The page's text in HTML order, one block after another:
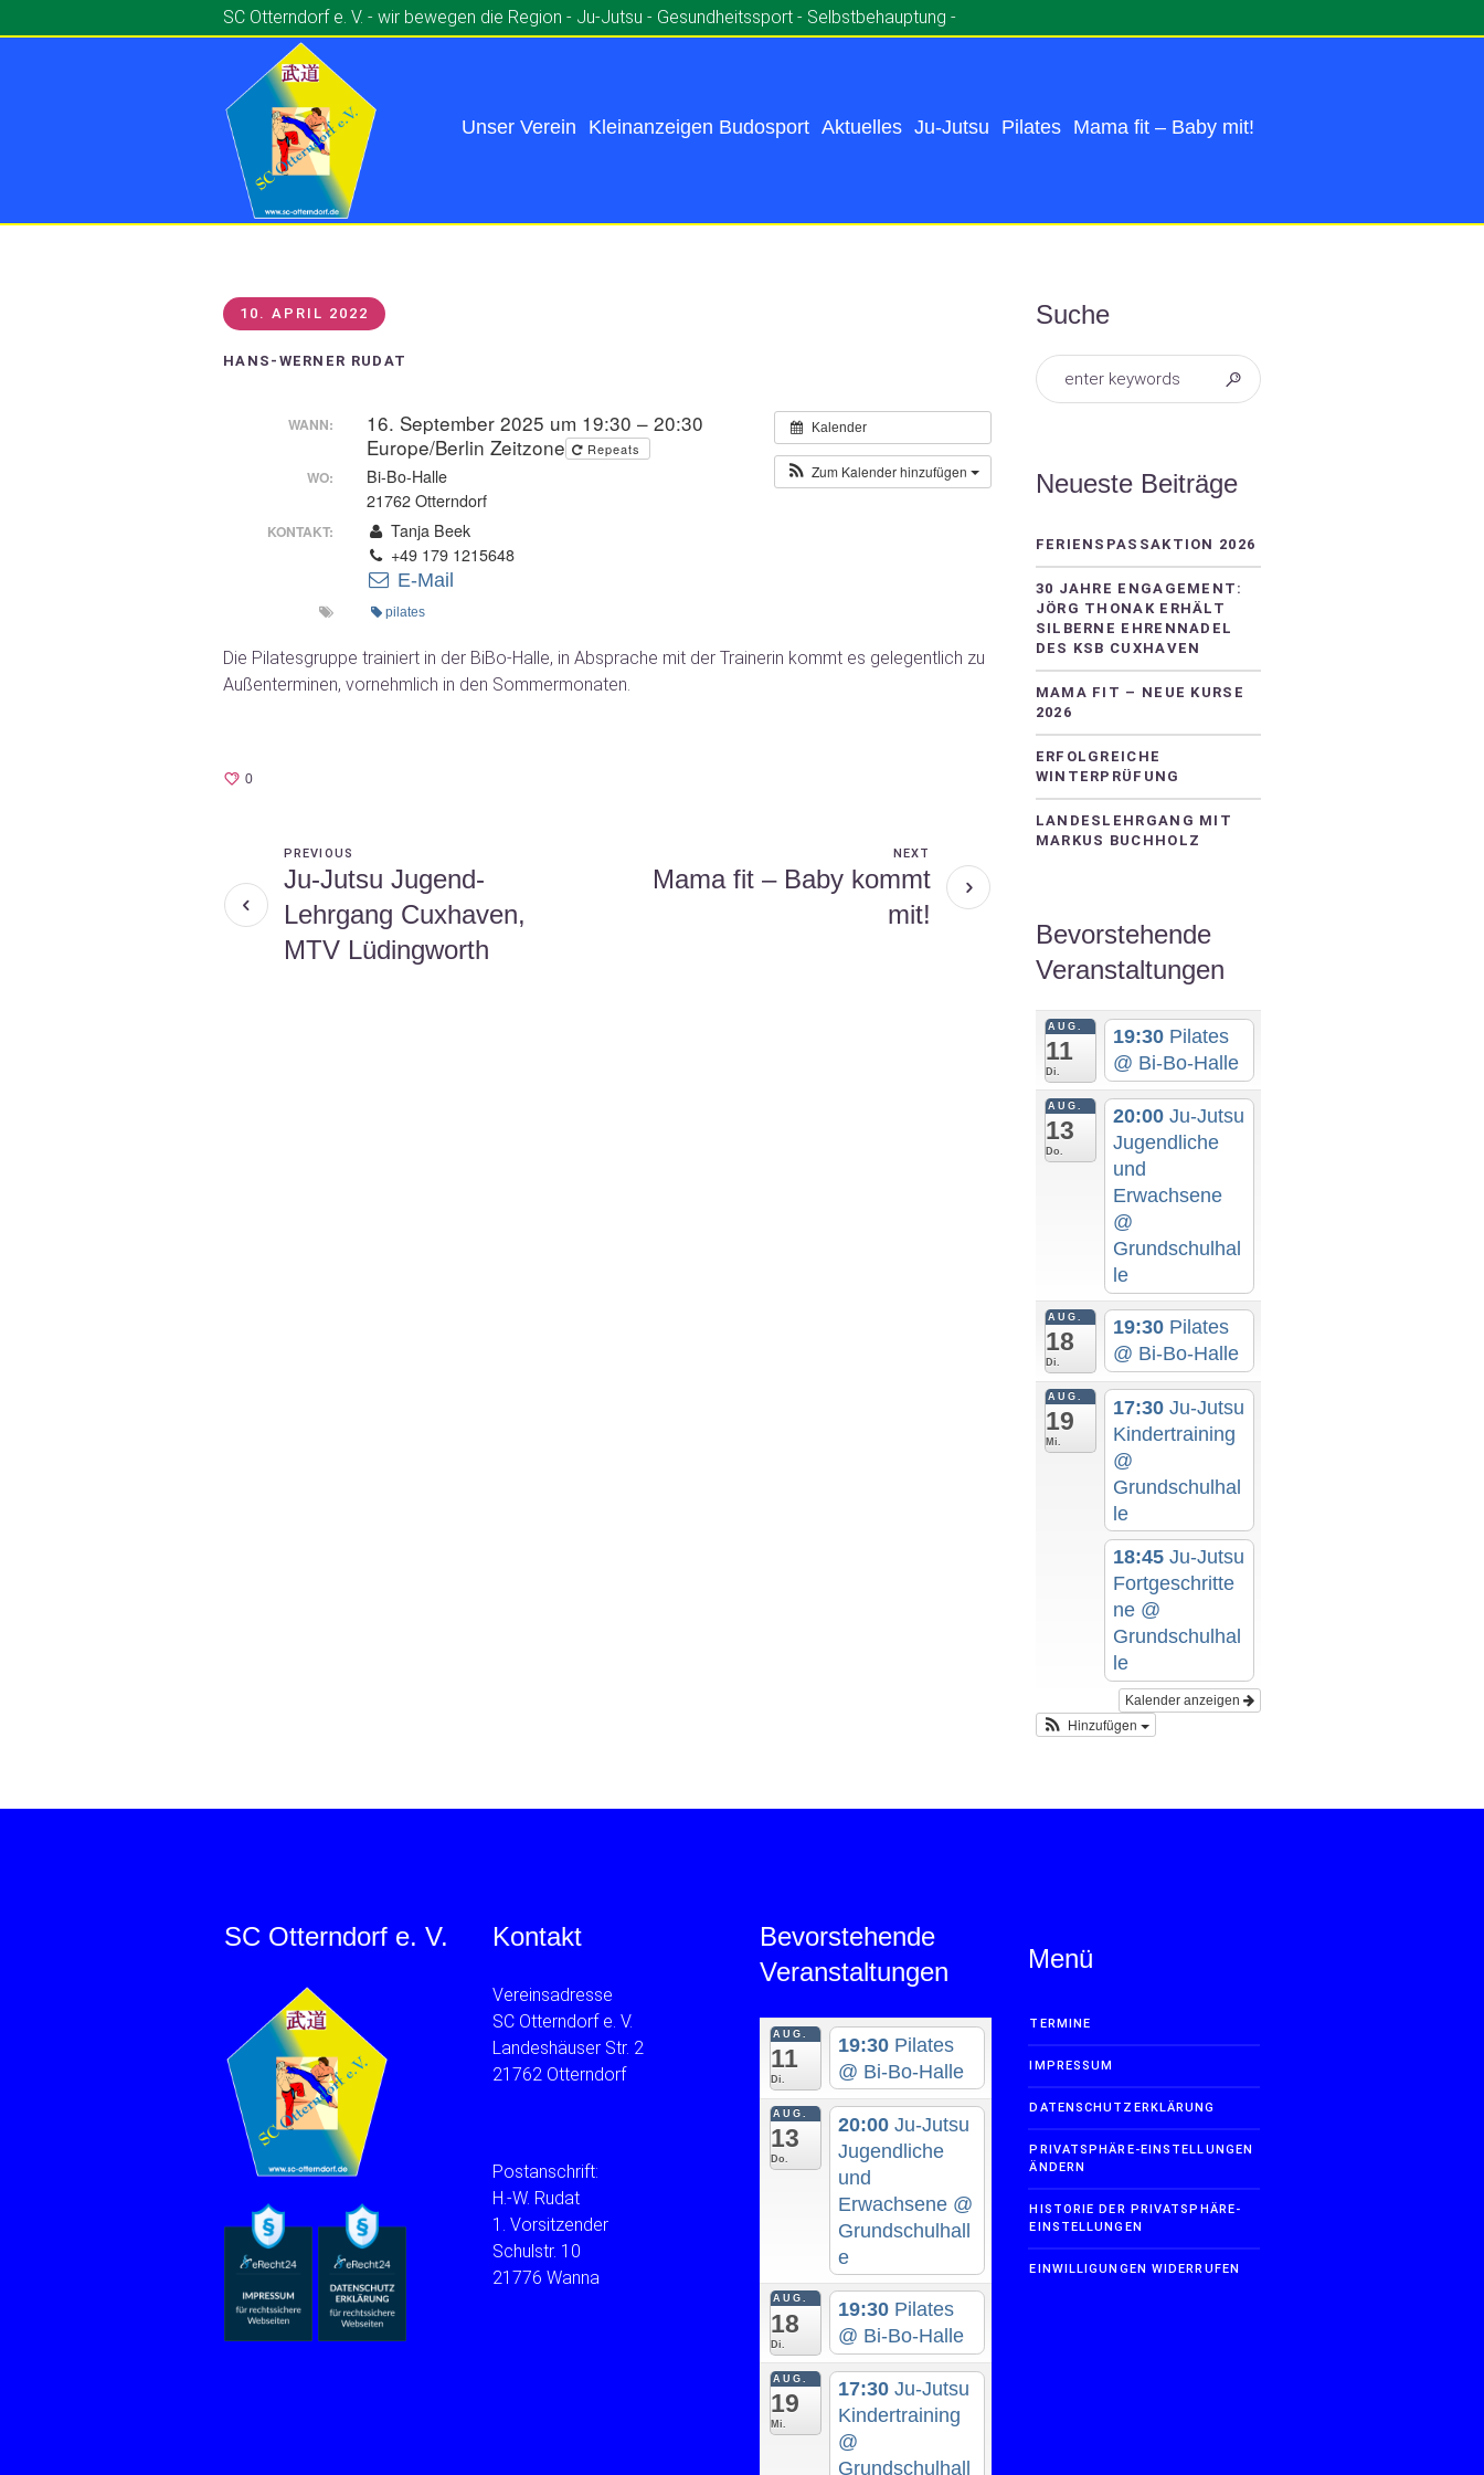
SC Otterndorf e. V. - wir bewegen die Region - Ju-Jutsu - Gesundheitssport - Selbstbehauptung -
Unser Verein Kleinanzeigen Budosport Aktuelles Ju-Jutsu Pilates Mama fit – Baby mit!
10. APRIL 2022
HANS-WERNER RUDAT
Kalender
Zum Kalender hinzufügen
WANN:
16. September 2025 um 19:30 – 20:30
Europe/Berlin Zeitzone
Repeats
WO:
Bi-Bo-Halle
21762 Otterndorf
KONTAKT:
Tanja Beek
+49 179 1215648
E-Mail
pilates
Die Pilatesgruppe trainiert in der BiBo-Halle, in Absprache mit der Trainerin kommt es gelegentlich zu
Außenterminen, vornehmlich in den Sommermonaten.
0
Ju-Jutsu Jugend-
Lehrgang Cuxhaven,
MTV Lüdingworth
PREVIOUS
Mama fit – Baby kommt
mit!
NEXT
Suche
Neueste Beiträge
FERIENSPASSAKTION 2026
30 JAHRE ENGAGEMENT:
JÖRG THONAK ERHÄLT
SILBERNE EHRENNADEL
DES KSB CUXHAVEN
MAMA FIT – NEUE KURSE
2026
ERFOLGREICHE
WINTERPRÜFUNG
LANDESLEHRGANG MIT
MARKUS BUCHHOLZ
Bevorstehende
Veranstaltungen
AUG.
11
Di.
19:30 Pilates
@ Bi-Bo-Halle
AUG.
13
Do.
20:00Ju-Jutsu
Jugendliche
und
Erwachsene
@
Grundschulhal
le
AUG.
18
Di.
19:30 Pilates
@ Bi-Bo-Halle
AUG.
19
Mi.
17:30Ju-Jutsu
Kindertraining
@
Grundschulhal
le
18:45Ju-Jutsu
Fortgeschritte
ne @
Grundschulhal
le
Kalender anzeigen
Hinzufügen
SC Otterndorf e. V. Kontakt
Vereinsadresse
SC Otterndorf e. V.
Landeshäuser Str. 2
21762 Otterndorf
Postanschrift:
H.-W. Rudat
1. Vorsitzender
Schulstr. 10
21776 Wanna
Bevorstehende
Veranstaltungen
AUG.
11
Di.
19:30 Pilates
@ Bi-Bo-Halle
AUG.
13
Do.
20:00Ju-Jutsu
Jugendliche
und
Erwachsene @
Grundschulhall
e
AUG.
18
Di.
19:30 Pilates
@ Bi-Bo-Halle
AUG.
19
Mi.
17:30Ju-Jutsu
Kindertraining
@
Grundschulhall
Menü
TERMINE
IMPRESSUM
DATENSCHUTZERKLÄRUNG
PRIVATSPHÄRE-EINSTELLUNGEN
ÄNDERN
HISTORIE DER PRIVATSPHÄRE-
EINSTELLUNGEN
EINWILLIGUNGEN WIDERRUFEN